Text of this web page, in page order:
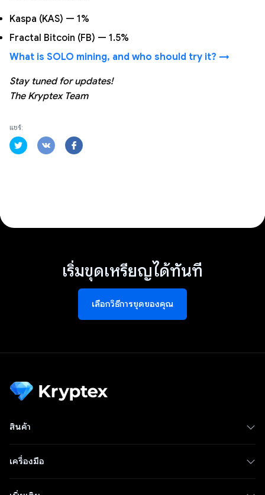
Kaspa (KAS) — 1%
Fractal Bitcoin (FB) — 1.5%
What is SOLO mining, and who should try it? →
Stay tuned for updates!
The Kryptex Team
แชร์:
เริ่มขุดเหรียญได้ทันที
เลือกวิธีการขุดของคุณ
สินค้า
เครื่องมือ